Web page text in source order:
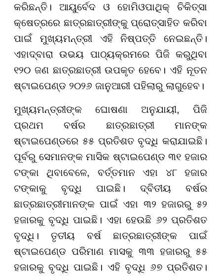
କରିଛନ୍ତି। ଆୟୁର୍ବେଦ ଓ ହୋମିଓପାଥିକ୍ ଚିକିତ୍ସା
କ୍ଷେତ୍ରରେ ଛାତ୍ରଛାତ୍ରୀଙ୍କୁ ପ୍ରୋତ୍ସାହିତ କରିବା
ପାଇଁ ମୁଖ୍ୟମନ୍ତ୍ରୀ ଏହି ନିଷ୍ପତ୍ତି ନେଇଛନ୍ତି।
ଏହାଦ୍ବାରା ଉଭୟ ପାଠ୍ୟକ୍ରମରେ ପିଜି କରୁଥିବା
୧୨୦ ଜଣ ଛାତ୍ରଛାତ୍ରୀ ଉପକୃତ ହେବେ। ଏହି ନୂତନ
ଷ୍ଟାଇପେଣ୍ଡ ୨୦୨୬ ଜାନୁଆରୀ ପହିଲାରୁ ଲାଗୁହେବ।
ମୁଖ୍ୟମନ୍ତ୍ରୀଙ୍କ ଘୋଷଣା ଅନୁଯାୟୀ, ପିଜି
ପ୍ରଥମ ବର୍ଷର ଛାତ୍ରଛାତ୍ରୀ ମାନଙ୍କ
ଷ୍ଟାଇପେଣ୍ଡରେ ୫୫ ପ୍ରତିଶତ ବୃଦ୍ଧି କରାଯାଇଛି।
ପୂର୍ବରୁ ସେମାନଙ୍କ ମାସିକ ଷ୍ଟାଇପେଣ୍ଡ ୩୧ ହଜାର
ଟଙ୍କା ଥିବାବେଳେ, ବର୍ତ୍ତମାନ ଏହା ୪୮ ହଜାର
ଟଙ୍କାକୁ ବୃଦ୍ଧି ପାଇଛି। ଦ୍ବିତୀୟ ବର୍ଷର
ଛାତ୍ରଛାତ୍ରୀମାନଙ୍କ ପାଇଁ ଏହା ୩୨ ହଜାରରୁ ୫୨
ହଜାରକୁ ବୃଦ୍ଧି ପାଇଛି। ଏହା ହେଉଛି ୬୨ ପ୍ରତିଶତ
ବୃଦ୍ଧି। ତୃତୀୟ ବର୍ଷ ଛାତ୍ରଛାତ୍ରୀଙ୍କ ପାଇଁ
ଷ୍ଟାଇପେଣ୍ଡ ପରିମାଣ ମାସକୁ ୩୩ ହଜାରରୁ ୫୫
ହଜାରକୁ ବୃଦ୍ଧି ପାଇଛି। ଏହି ବୃଦ୍ଧି ୬୭ ପ୍ରତିଶତ।